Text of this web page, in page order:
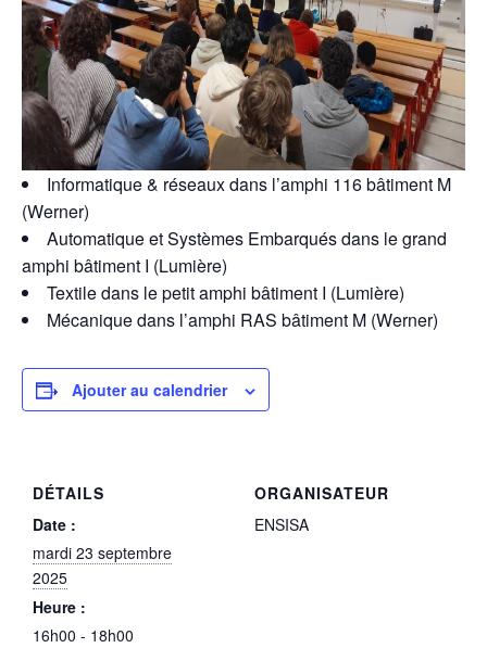
Informatique & réseaux dans l’amphi 116 bâtiment M
(Werner)
Automatique et Systèmes Embarqués dans le grand
amphi bâtiment I (Lumière)
Textile dans le petit amphi bâtiment I (Lumière)
Mécanique dans l’amphi RAS bâtiment M (Werner)
Ajouter au calendrier
DÉTAILS
Date :
mardi 23 septembre
2025
Heure :
16h00 - 18h00
ORGANISATEUR
ENSISA